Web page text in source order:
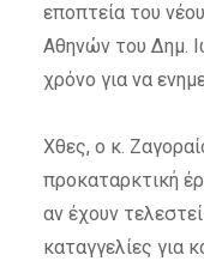
εποπτεία του
Αθηνών του Δημ.
χρόνο για να
Χθες, ο κ.
προκαταρκτική
αν έχουν
καταγγελίες για